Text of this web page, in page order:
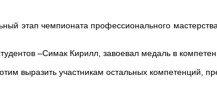
этап чемпионата профессионального
–Симак Кирилл, завоевал медаль в
выразить участникам остальных компетенций,